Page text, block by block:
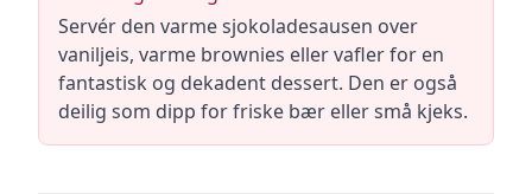
Servér den varme sjokoladesausen over
vaniljeis, varme brownies eller vafler for en
fantastisk og dekadent dessert. Den er også
deilig som dipp for friske bær eller små kjeks.